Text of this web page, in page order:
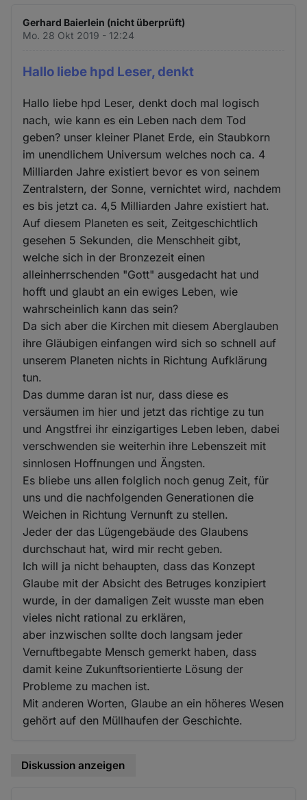
Gerhard Baierlein (nicht überprüft)
Mo. 28 Okt 2019 - 12:24
Hallo liebe hpd Leser, denkt
Hallo liebe hpd Leser, denkt doch mal logisch
nach, wie kann es ein Leben nach dem Tod
geben? unser kleiner Planet Erde, ein Staubkorn
im unendlichem Universum welches noch ca. 4
Milliarden Jahre existiert bevor es von seinem
Zentralstern, der Sonne, vernichtet wird, nachdem
es bis jetzt ca. 4,5 Milliarden Jahre existiert hat.
Auf diesem Planeten es seit, Zeitgeschichtlich
gesehen 5 Sekunden, die Menschheit gibt,
welche sich in der Bronzezeit einen
alleinherrschenden "Gott" ausgedacht hat und
hofft und glaubt an ein ewiges Leben, wie
wahrscheinlich kann das sein?
Da sich aber die Kirchen mit diesem Aberglauben
ihre Gläubigen einfangen wird sich so schnell auf
unserem Planeten nichts in Richtung Aufklärung
tun.
Das dumme daran ist nur, dass diese es
versäumen im hier und jetzt das richtige zu tun
und Angstfrei ihr einzigartiges Leben leben, dabei
verschwenden sie weiterhin ihre Lebenszeit mit
sinnlosen Hoffnungen und Ängsten.
Es bliebe uns allen folglich noch genug Zeit, für
uns und die nachfolgenden Generationen die
Weichen in Richtung Vernunft zu stellen.
Jeder der das Lügengebäude des Glaubens
durchschaut hat, wird mir recht geben.
Ich will ja nicht behaupten, dass das Konzept
Glaube mit der Absicht des Betruges konzipiert
wurde, in der damaligen Zeit wusste man eben
vieles nicht rational zu erklären,
aber inzwischen sollte doch langsam jeder
Vernuftbegabte Mensch gemerkt haben, dass
damit keine Zukunftsorientierte Lösung der
Probleme zu machen ist.
Mit anderen Worten, Glaube an ein höheres Wesen
gehört auf den Müllhaufen der Geschichte.
Diskussion anzeigen